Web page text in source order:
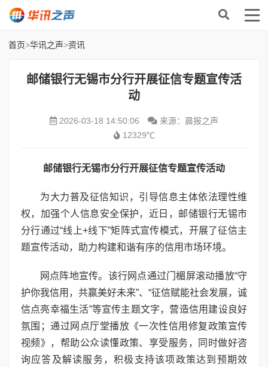
首页>华讯之声>资讯
邮储银行无锡市分行开展征信专题宣传活
动
2026-03-18 14:50:06
来源：晨报之声
12329℃
邮储银行无锡市分行开展征信专题宣传活动
为大力普及征信知识，引导信息主体依法理性维
权，加强个人信息安全保护，近日，邮储银行无锡市
分行通过“线上+线下”矩阵式宣传模式，开展了征信主
题宣传活动，助力构建和谐有序的信用市场环境。
网点阵地宣传。该行网点通过门楣屏滚动播放“守
护你我信用，共赢美好未来”、“征信赋能社会发展，诚
信点亮幸福生活”等宣传主题文字，营造信用建设良好
氛围；通过网点厅堂播放《一次性信用修复政策宣传
视频》，帮助公众读懂政策、享受服务，同时做好咨
询应答及解读服务，积极支持该项政策达到预期效